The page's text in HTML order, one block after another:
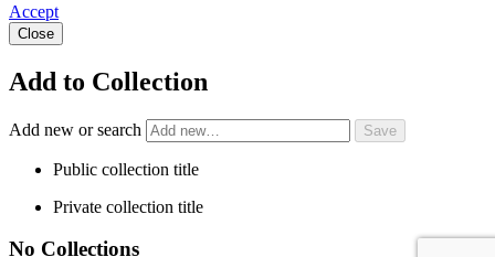
Accept
Close
Add to Collection
Add new or search
Public collection title
Private collection title
No Collections